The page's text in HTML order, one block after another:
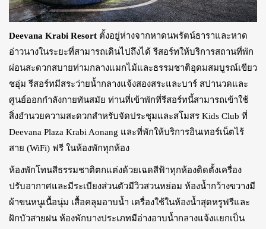
Deevana Krabi Resort ตั้งอยู่ห่างจากหาดนพรัตน์ธาราและหาด
อ่าวนางในระยะที่สามารถเดินไปถึงได้ รีสอร์ทให้บริการสถานที่พัก
ผ่อนสะดวกสบายท่ามกลางแมกไม้และธรรมชาติอุดมสมบูรณ์เขียว
ชอุ่ม รีสอร์ทมีสระว่ายน้ำกลางแจ้งสองสระและบาร์ สปานวดและ
ศูนย์ออกกำลังกายทันสมัย ท่านที่เข้าพักที่รีสอร์ทนี้สามารถเข้าใช้
สิ่งอำนวยความสะดวกสำหรับจัดประชุมและสโมสร Kids Club ที่
Deevana Plaza Krabi Aonang และที่พักให้บริการอินเทอร์เน็ตไร้
สาย (WiFi) ฟรี ในห้องพักทุกห้อง
ห้องพักโทนสีธรรมชาติตกแต่งด้วยเฉดสีฟ้าทุกห้องติดตั้งเครื่อง
ปรับอากาศและมีระเบียงส่วนตัวมีวิวสวนหย่อม ห้องน้ำกว้างขวางมี
ผ้าขนหนูเนื้อนุ่ม เสื้อคลุมอาบน้ำ เครื่องใช้ในห้องน้ำสุดหรูฟรีและ
ฝักบัวสายฝน ห้องพักบางประเภทมีอ่างอาบน้ำกลางแจ้งแยกเป็น